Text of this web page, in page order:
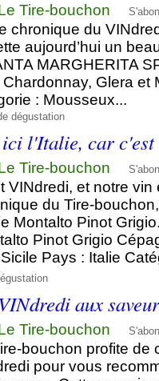
Tire-bouchon
chronique du
aujourd’hui un
MARGHERITA
Glera et
: Mousseux...
dégustation
l'Italie, car
Tire-bouchon
VINdredi, et notre
du Tire-
Montalto Pinot
Pinot Grigio
Pays : Italie
aux
Tire-bouchon
bouchon profite de
pour vous